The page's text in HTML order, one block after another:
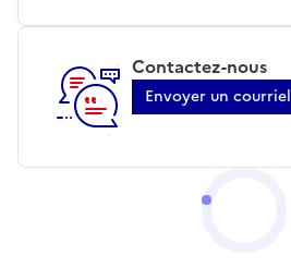
Contactez-nous
Envoyer un courriel